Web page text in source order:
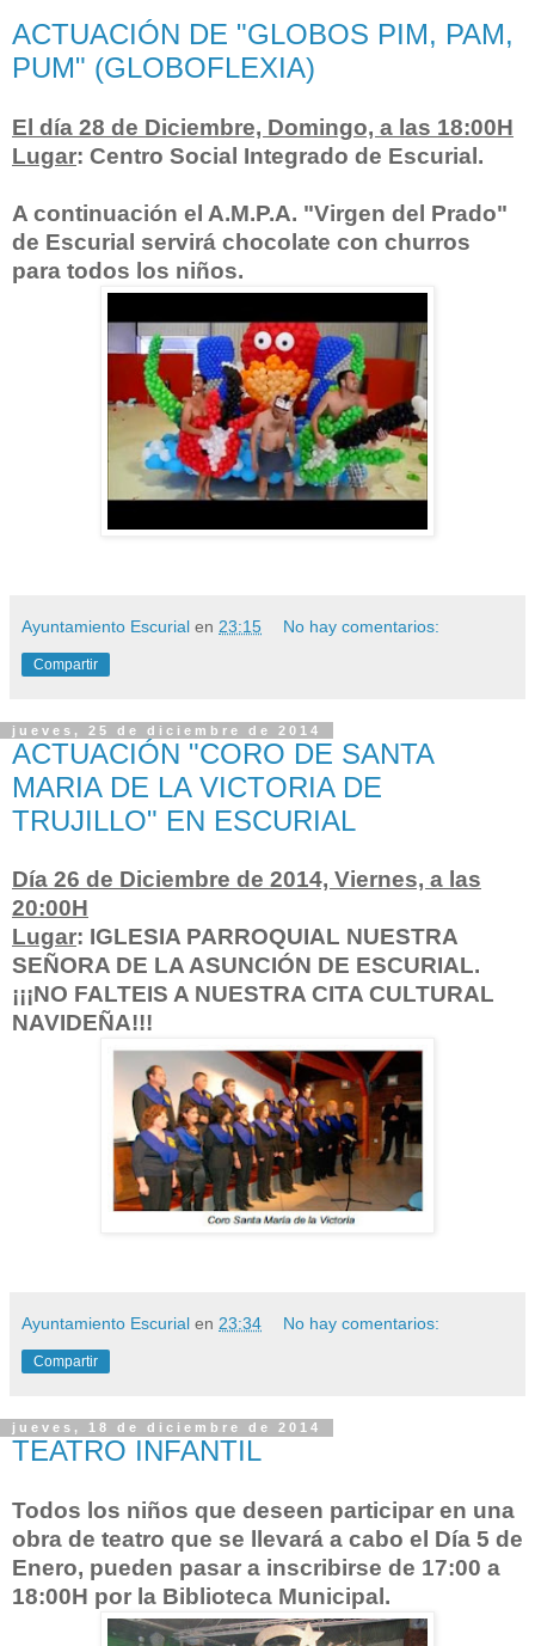
ACTUACIÓN DE "GLOBOS PIM, PAM,
PUM" (GLOBOFLEXIA)
El día 28 de Diciembre, Domingo, a las 18:00H
Lugar: Centro Social Integrado de Escurial.
A continuación el A.M.P.A. "Virgen del Prado"
de Escurial servirá chocolate con churros
para todos los niños.
Ayuntamiento Escurial en 23:15 No hay comentarios:
Compartir
jueves, 25 de diciembre de 2014
ACTUACIÓN "CORO DE SANTA
MARIA DE LA VICTORIA DE
TRUJILLO" EN ESCURIAL
Día 26 de Diciembre de 2014, Viernes, a las
20:00H
Lugar: IGLESIA PARROQUIAL NUESTRA
SEÑORA DE LA ASUNCIÓN DE ESCURIAL.
¡¡¡NO FALTEIS A NUESTRA CITA CULTURAL
NAVIDEÑA!!!
Ayuntamiento Escurial en 23:34 No hay comentarios:
Compartir
jueves, 18 de diciembre de 2014
TEATRO INFANTIL
Todos los niños que deseen participar en una
obra de teatro que se llevará a cabo el Día 5 de
Enero, pueden pasar a inscribirse de 17:00 a
18:00H por la Biblioteca Municipal.